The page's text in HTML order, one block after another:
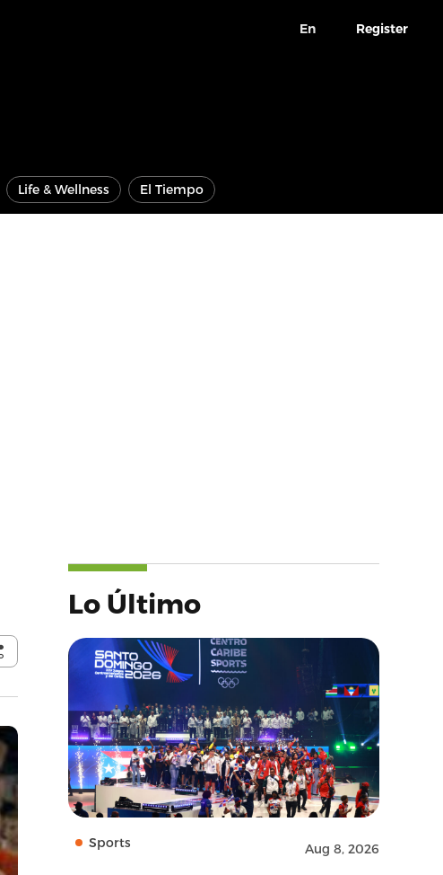
En Register
Life & Wellness El Tiempo
Lo Último
Sports Aug 8, 2026